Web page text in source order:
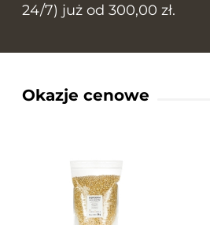
24/7) już od 300,00 zł.
Okazje cenowe